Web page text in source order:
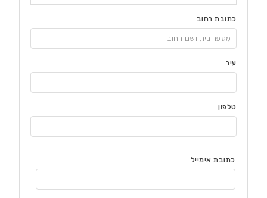
כתובת רחוב
עיר
טלפון
כתובת אימייל